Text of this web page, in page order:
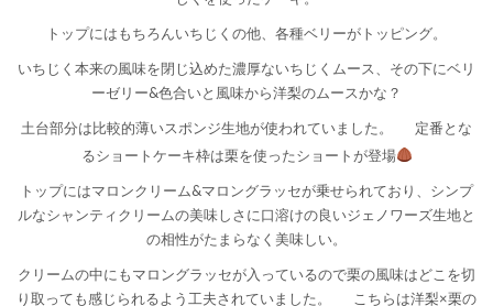
トップにはもちろんいちじくの他、各種ベリーがトッピング。
いちじく本来の風味を閉じ込めた濃厚ないちじくムース、その下にベリ
ーゼリー&色合いと風味から洋梨のムースかな？
土台部分は比較的薄いスポンジ生地が使われていました。
定番とな
るショートケーキ枠は栗を使ったショートが登場
トップにはマロンクリーム&マロングラッセが乗せられており、シンプ
ルなシャンティクリームの美味しさに口溶けの良いジェノワーズ生地と
の相性がたまらなく美味しい。
クリームの中にもマロングラッセが入っているので栗の風味はどこを切
り取っても感じられるよう工夫されていました。
こちらは洋梨×栗の